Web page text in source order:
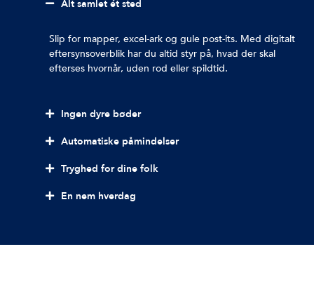
Alt samlet ét sted
Slip for mapper, excel-ark og gule post-its. Med digitalt
eftersynsoverblik har du altid styr på, hvad der skal
efterses hvornår, uden rod eller spildtid.
Ingen dyre bøder
Automatiske påmindelser
Tryghed for dine folk
En nem hverdag